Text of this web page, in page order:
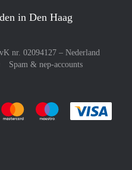
in Den Haag
nr. 02094127 – Nederland
Spam & nep-accounts
rekent gemakkelijk af met Paypal
Je rekent gemakkelijk af met
Je rekent